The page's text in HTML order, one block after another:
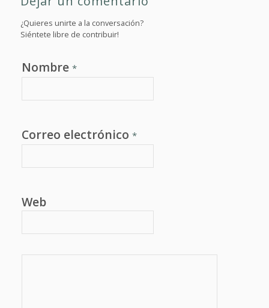
¿Quieres unirte a la conversación?
Siéntete libre de contribuir!
Nombre *
Correo electrónico *
Web